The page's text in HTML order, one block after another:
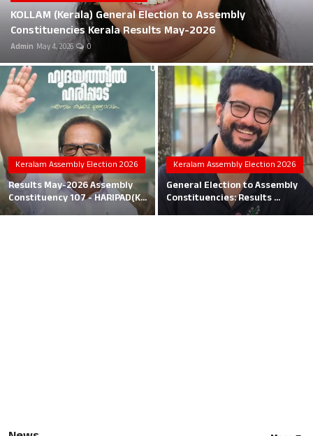
Education
Business
Local News
Earn Money
Tutorials
Malayalam
KOLLAM (Kerala) General Election to Assembly
Constituencies Kerala Results May-2026
Admin May 4, 2026 0
Keralam Assembly Election 2026
Results May-2026 Assembly
Constituency 107 - HARIPAD(K...
Keralam Assembly Election 2026
General Election to Assembly
Constituencies: Results ...